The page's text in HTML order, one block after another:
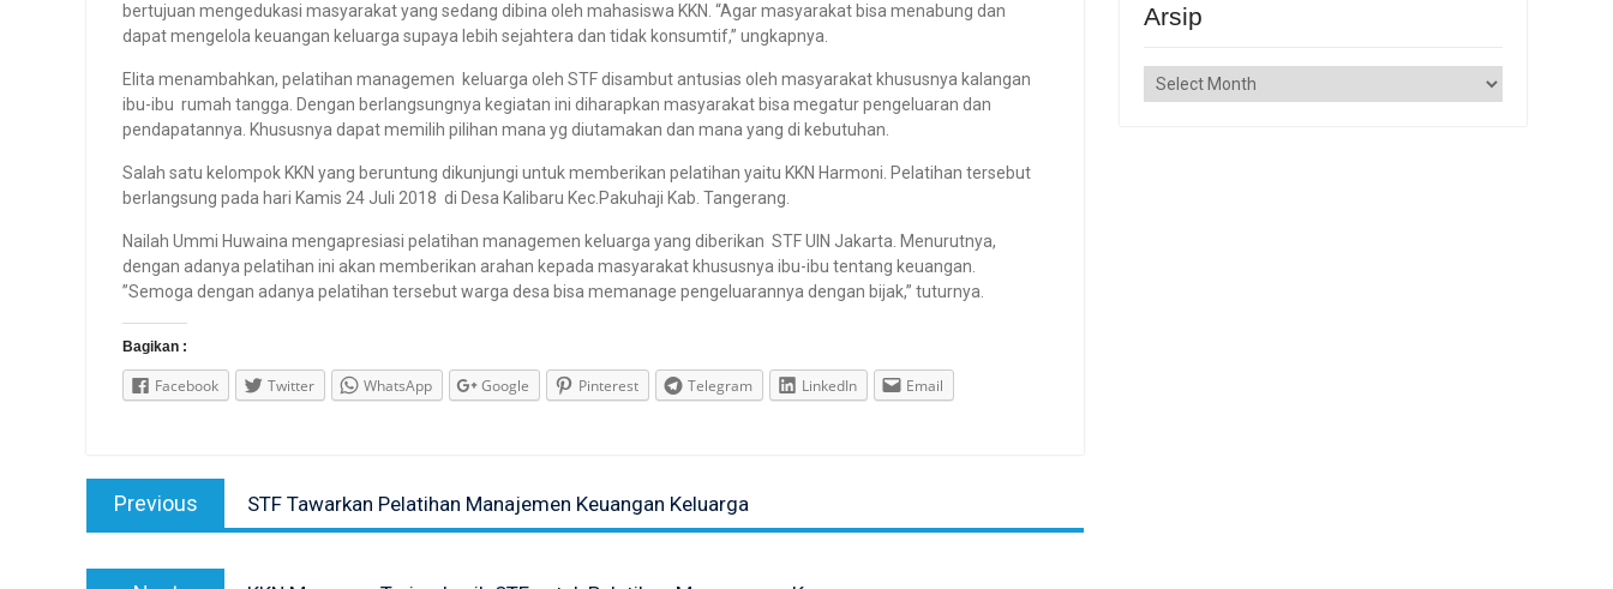
bertujuan mengedukasi masyarakat yang sedang dibina oleh mahasiswa KKN. “Agar masyarakat bisa menabung dan
dapat mengelola keuangan keluarga supaya lebih sejahtera dan tidak konsumtif,” ungkapnya.
Elita menambahkan, pelatihan managemen keluarga oleh STF disambut antusias oleh masyarakat khususnya kalangan
ibu-ibu rumah tangga. Dengan berlangsungnya kegiatan ini diharapkan masyarakat bisa megatur pengeluaran dan
pendapatannya. Khususnya dapat memilih pilihan mana yg diutamakan dan mana yang di kebutuhan.
Salah satu kelompok KKN yang beruntung dikunjungi untuk memberikan pelatihan yaitu KKN Harmoni. Pelatihan tersebut
berlangsung pada hari Kamis 24 Juli 2018 di Desa Kalibaru Kec.Pakuhaji Kab. Tangerang.
Nailah Ummi Huwaina mengapresiasi pelatihan managemen keluarga yang diberikan STF UIN Jakarta. Menurutnya,
dengan adanya pelatihan ini akan memberikan arahan kepada masyarakat khususnya ibu-ibu tentang keuangan.
”Semoga dengan adanya pelatihan tersebut warga desa bisa memanage pengeluarannya dengan bijak,” tuturnya.
Bagikan :
Facebook Twitter WhatsApp Google Pinterest Telegram LinkedIn Email
Post
navigation
Previous
Previous
post:
STF Tawarkan Pelatihan Manajemen Keuangan Keluarga
Next
Arsip
Arsip